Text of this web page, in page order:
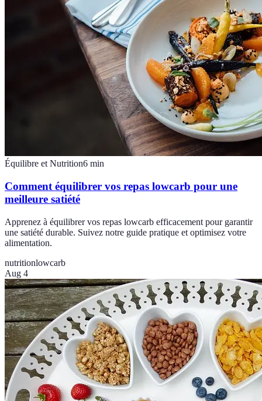
Équilibre et Nutrition6 min
Comment équilibrer vos repas lowcarb pour une
meilleure satiété
Apprenez à équilibrer vos repas lowcarb efficacement pour garantir
une satiété durable. Suivez notre guide pratique et optimisez votre
alimentation.
nutritionlowcarb
Aug 4